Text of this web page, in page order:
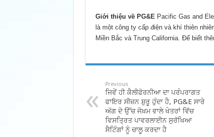
Giới thiệu về PG&EPacific Gas and
là một công ty cấp điện và khí thiên
Miền Bắc và Trung California. Để biết
Previous
ਜਿਵੇਂ ਹੀ ਕੈਲੀਫੋਰਨੀਆ ਦਾ ਪਰੰਪਰਾਗਤ
ਫਾਇਰ ਸੀਜ਼ਨ ਸ਼ੁਰੂ ਹੁੰਦਾ ਹੈ, PG&E ਸਾਰੇ
ਅੱਗ ਦੇ ਉੱਚ ਜੋਖ਼ਮ ਵਾਲੇ ਖੇਤਰਾਂ ਵਿੱਚ
ਵਿਸਤ੍ਰਿਤ ਪਾਵਰਲਾਈਨ ਸੁਰੱਖਿਆ
ਸੈਟਿੰਗਾਂ ਨੂੰ ਚਾਲੂ ਕਰਦਾ ਹੈ